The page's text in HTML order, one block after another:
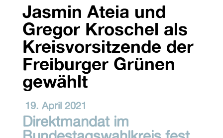
Jasmin Ateia und
Gregor Kroschel als
Kreisvorsitzende der
Freiburger Grünen
gewählt
19. April 2021
Direktmandat im